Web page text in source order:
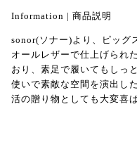
Information | 商品説明
sonor(ソナー)より、ピッグ
オールレザーで仕上げられ
おり、素足で履いてもしっ
使いで素敵な空間を演出し
活の贈り物としても大変喜